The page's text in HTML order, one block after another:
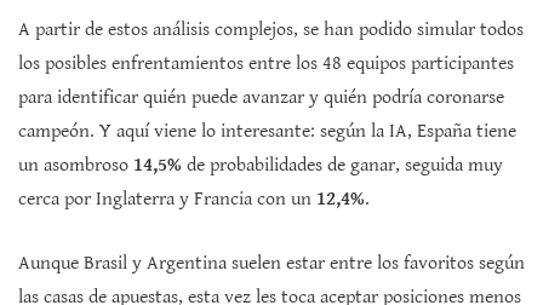
A partir de estos análisis complejos, se han podido simular todos
los posibles enfrentamientos entre los 48 equipos participantes
para identificar quién puede avanzar y quién podría coronarse
campeón. Y aquí viene lo interesante: según la IA, España tiene
un asombroso 14,5% de probabilidades de ganar, seguida muy
cerca por Inglaterra y Francia con un 12,4%.
Aunque Brasil y Argentina suelen estar entre los favoritos según
las casas de apuestas, esta vez les toca aceptar posiciones menos